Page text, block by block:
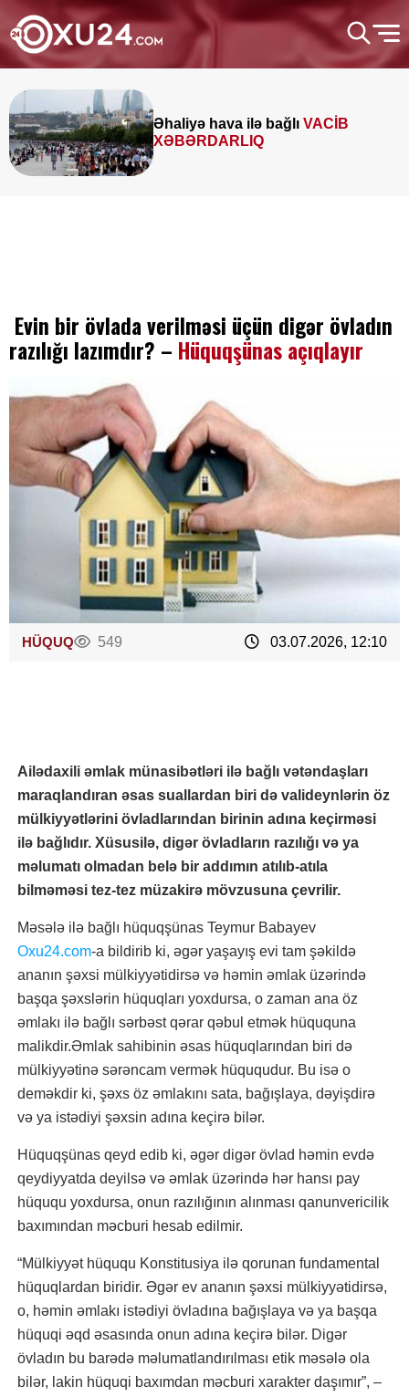
Əhaliyə hava ilə bağlı VACİB
XƏBƏRDARLIQ
Evin bir övlada verilməsi üçün digər övladın
razılığı lazımdır? – Hüquqşünas açıqlayır
HÜQUQ 549 03.07.2026, 12:10
Ailədaxili əmlak münasibətləri ilə bağlı vətəndaşları
maraqlandıran əsas suallardan biri də valideynlərin öz
mülkiyyətlərini övladlarından birinin adına keçirməsi
ilə bağlıdır. Xüsusilə, digər övladların razılığı və ya
məlumatı olmadan belə bir addımın atılıb-atıla
bilməməsi tez-tez müzakirə mövzusuna çevrilir.
Məsələ ilə bağlı hüquqşünas Teymur Babayev
Oxu24.com-a bildirib ki, əgər yaşayış evi tam şəkildə
ananın şəxsi mülkiyyətidirsə və həmin əmlak üzərində
başqa şəxslərin hüquqları yoxdursa, o zaman ana öz
əmlakı ilə bağlı sərbəst qərar qəbul etmək hüququna
malikdir.Əmlak sahibinin əsas hüquqlarından biri də
mülkiyyətinə sərəncam vermək hüququdur. Bu isə o
deməkdir ki, şəxs öz əmlakını sata, bağışlaya, dəyişdirə
və ya istədiyi şəxsin adına keçirə bilər.
Hüquqşünas qeyd edib ki, əgər digər övlad həmin evdə
qeydiyyatda deyilsə və əmlak üzərində hər hansı pay
hüququ yoxdursa, onun razılığının alınması qanunvericilik
baxımından məcburi hesab edilmir.
“Mülkiyyət hüququ Konstitusiya ilə qorunan fundamental
hüquqlardan biridir. Əgər ev ananın şəxsi mülkiyyətidirsə,
o, həmin əmlakı istədiyi övladına bağışlaya və ya başqa
hüquqi əqd əsasında onun adına keçirə bilər. Digər
övladın bu barədə məlumatlandırılması etik məsələ ola
bilər, lakin hüquqi baxımdan məcburi xarakter daşımır”, –